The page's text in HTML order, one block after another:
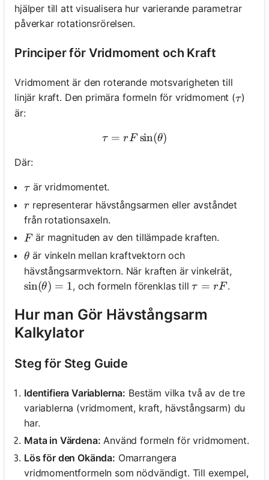
hjälper till att visualisera hur varierande parametrar
påverkar rotationsrörelsen.
Principer för Vridmoment och Kraft
Vridmoment är den roterande motsvarigheten till
linjär kraft. Den primära formeln för vridmoment (\tau
τ)
är:
\tau = rF\sin(\theta)
τ = rF sin(θ)
Där:
\tau
τ är vridmomentet.
r
r representerar hävstångsarmen eller avståndet
från rotationsaxeln.
F
Fär magnituden av den tillämpade kraften.
\theta
θ är vinkeln mellan kraftvektorn och
hävstångsarmvektorn. När kraften är vinkelrät,
\sin(\theta) = 1
sin(θ) = 1, och formeln förenklas till\tau = rF
τ = rF .
Hur man Gör Hävstångsarm
Kalkylator
Steg för Steg Guide
Identifiera Variablerna: Bestäm vilka två av de tre
variablerna (vridmoment, kraft, hävstångsarm) du
har.
Mata in Värdena: Använd formeln för vridmoment.
Lös för den Okända: Omarrangera
vridmomentformeln som nödvändigt. Till exempel,